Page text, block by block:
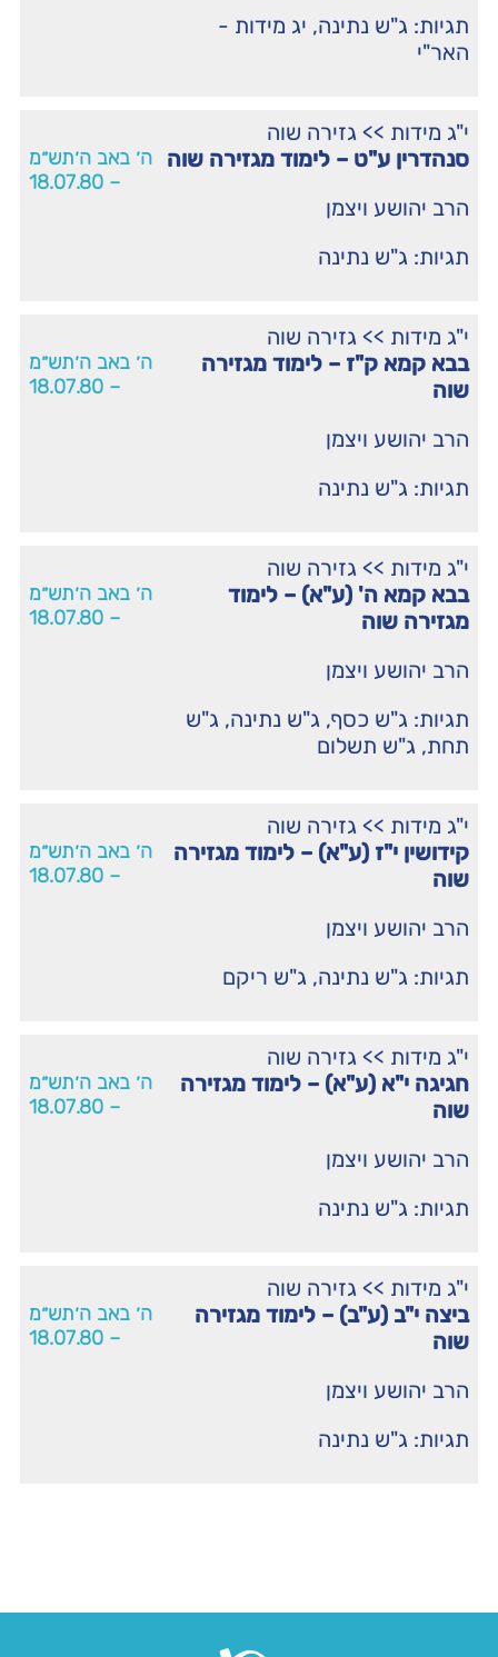
תגיות: ג"ש נתינה, יג מידות -
האר"י
י"ג מידות >> גזירה שוה
סנהדרין ע"ט – לימוד מגזירה שוה
הרב יהושע ויצמן
תגיות: ג"ש נתינה
ה׳ באב ה׳תש״מ
– 18.07.80
י"ג מידות >> גזירה שוה
בבא קמא ק"ז – לימוד מגזירה
שוה
הרב יהושע ויצמן
תגיות: ג"ש נתינה
ה׳ באב ה׳תש״מ
– 18.07.80
י"ג מידות >> גזירה שוה
בבא קמא ה' (ע"א) – לימוד
מגזירה שוה
הרב יהושע ויצמן
תגיות: ג"ש כסף, ג"ש נתינה, ג"ש
תחת, ג"ש תשלום
ה׳ באב ה׳תש״מ
– 18.07.80
י"ג מידות >> גזירה שוה
קידושין י"ז (ע"א) – לימוד מגזירה
שוה
הרב יהושע ויצמן
תגיות: ג"ש נתינה, ג"ש ריקם
ה׳ באב ה׳תש״מ
– 18.07.80
י"ג מידות >> גזירה שוה
חגיגה י"א (ע"א) – לימוד מגזירה
שוה
הרב יהושע ויצמן
תגיות: ג"ש נתינה
ה׳ באב ה׳תש״מ
– 18.07.80
י"ג מידות >> גזירה שוה
ביצה י"ב (ע"ב) – לימוד מגזירה
שוה
הרב יהושע ויצמן
תגיות: ג"ש נתינה
ה׳ באב ה׳תש״מ
– 18.07.80